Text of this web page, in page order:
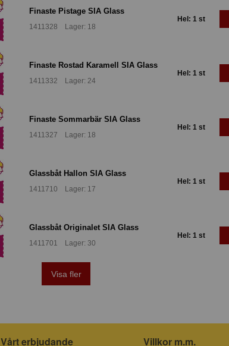
Finaste Pistage SIA Glass
1411328 Lager: 18
Hel: 1 st
Finaste Rostad Karamell SIA Glass
1411332 Lager: 24
Hel: 1 st
Finaste Sommarbär SIA Glass
1411327 Lager: 18
Hel: 1 st
Glassbåt Hallon SIA Glass
1411710 Lager: 17
Hel: 1 st
Glassbåt Originalet SIA Glass
1411701 Lager: 30
Hel: 1 st
Visa fler
Vårt erbjudande Villkor m.m.